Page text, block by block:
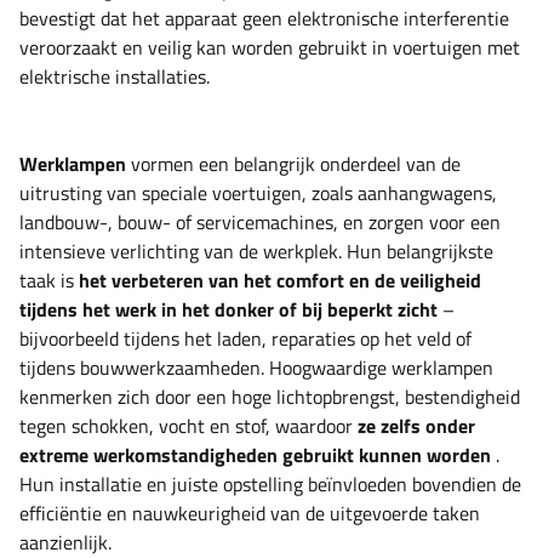
bevestigt dat het apparaat geen elektronische interferentie
veroorzaakt en veilig kan worden gebruikt in voertuigen met
elektrische installaties.
Werklampen vormen een belangrijk onderdeel van de
uitrusting van speciale voertuigen, zoals aanhangwagens,
landbouw-, bouw- of servicemachines, en zorgen voor een
intensieve verlichting van de werkplek. Hun belangrijkste
taak is het verbeteren van het comfort en de veiligheid
tijdens het werk in het donker of bij beperkt zicht –
bijvoorbeeld tijdens het laden, reparaties op het veld of
tijdens bouwwerkzaamheden. Hoogwaardige werklampen
kenmerken zich door een hoge lichtopbrengst, bestendigheid
tegen schokken, vocht en stof, waardoorze zelfs onder
extreme werkomstandigheden gebruikt kunnen worden .
Hun installatie en juiste opstelling beïnvloeden bovendien de
efficiëntie en nauwkeurigheid van de uitgevoerde taken
aanzienlijk.